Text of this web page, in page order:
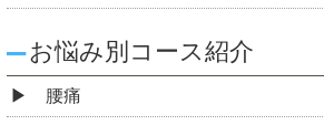
お悩み別コース紹介
腰痛